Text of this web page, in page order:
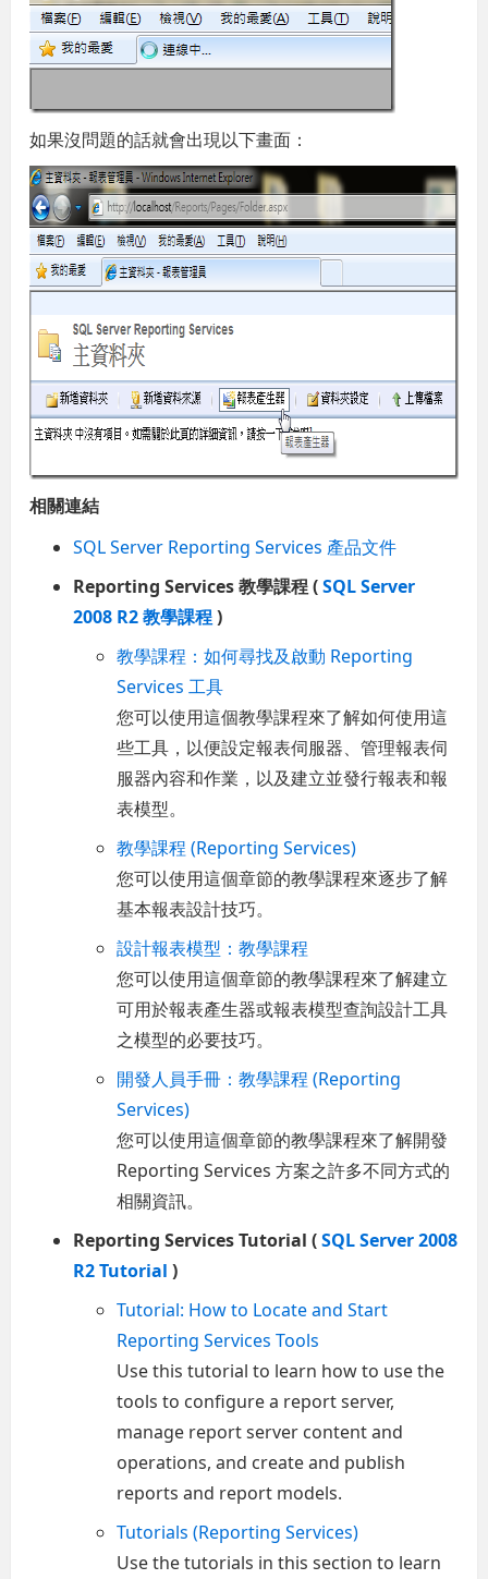
如果沒問題的話就會出現以下畫面：
相關連結
SQL Server Reporting Services 產品文件
Reporting Services 教學課程 (SQL Server
2008 R2 教學課程)
教學課程：如何尋找及啟動 Reporting
Services 工具
您可以使用這個教學課程來了解如何使用這
些工具，以便設定報表伺服器、管理報表伺
服器內容和作業，以及建立並發行報表和報
表模型。
教學課程 (Reporting Services)
您可以使用這個章節的教學課程來逐步了解
基本報表設計技巧。
設計報表模型：教學課程
您可以使用這個章節的教學課程來了解建立
可用於報表產生器或報表模型查詢設計工具
之模型的必要技巧。
開發人員手冊：教學課程 (Reporting
Services)
您可以使用這個章節的教學課程來了解開發
Reporting Services 方案之許多不同方式的
相關資訊。
Reporting Services Tutorial (SQL Server 2008
R2 Tutorial )
Tutorial: How to Locate and Start
Reporting Services Tools
Use this tutorial to learn how to use the
tools to configure a report server,
manage report server content and
operations, and create and publish
reports and report models.
Tutorials (Reporting Services)
Use the tutorials in this section to learn